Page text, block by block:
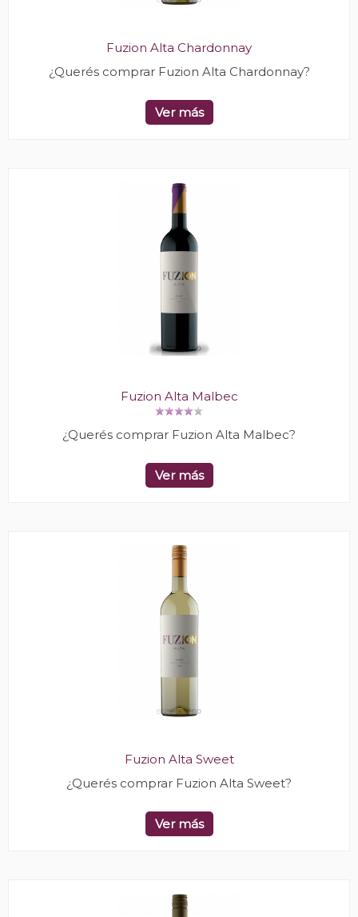
Fuzion Alta Chardonnay
¿Querés comprar Fuzion Alta Chardonnay?
Ver más
Fuzion Alta Malbec
¿Querés comprar Fuzion Alta Malbec?
Ver más
Fuzion Alta Sweet
¿Querés comprar Fuzion Alta Sweet?
Ver más